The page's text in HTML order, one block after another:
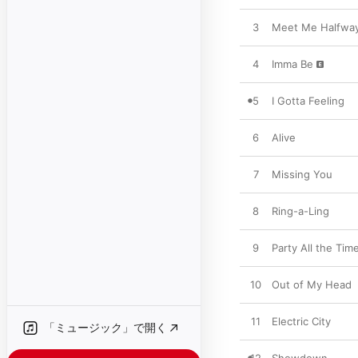
「ミュージック」で開く
3 Meet Me
4 Imma Be
5 I Gotta Feeling
6 Alive
7 Missing You
8 Ring-a-Ling
9 Party All the
10 Out of My Head
11 Electric City